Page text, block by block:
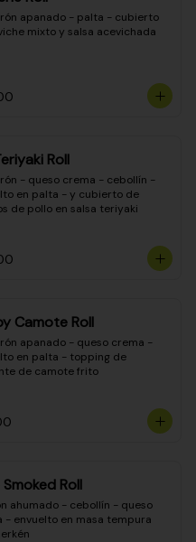
apanado - palta - cubierto
mixto y salsa acevichada
Roll
- queso crema - cebollín -
en palta - y cubierto de
de pollo en salsa teriyaki
Camote Roll
apanado - queso crema -
en palta - topping de
de camote frito
Smoked Roll
ahumado - cebollín - queso
- envuelto en masa tempura